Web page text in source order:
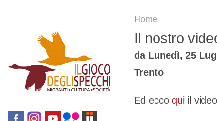
Tu sei qui
Home
Il nostro
da Lunedì, 25
Trento
Ed ecco qui il